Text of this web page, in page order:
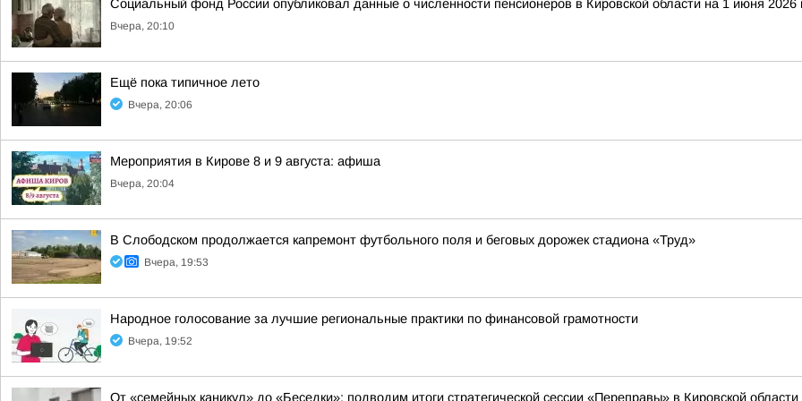
Социальный фонд России опубликовал данные о численности пенсионеров в Кировской области на 1 июня 2026
Вчера, 20:10
Ещё пока типичное лето
Вчера, 20:06
Мероприятия в Кирове 8 и 9 августа: афиша
Вчера, 20:04
В Слободском продолжается капремонт футбольного поля и беговых дорожек стадиона «Труд»
Вчера, 19:53
Народное голосование за лучшие региональные практики по финансовой грамотности
Вчера, 19:52
От «семейных каникул» до «Беседки»: подводим итоги стратегической сессии «Переправы» в Кировской области